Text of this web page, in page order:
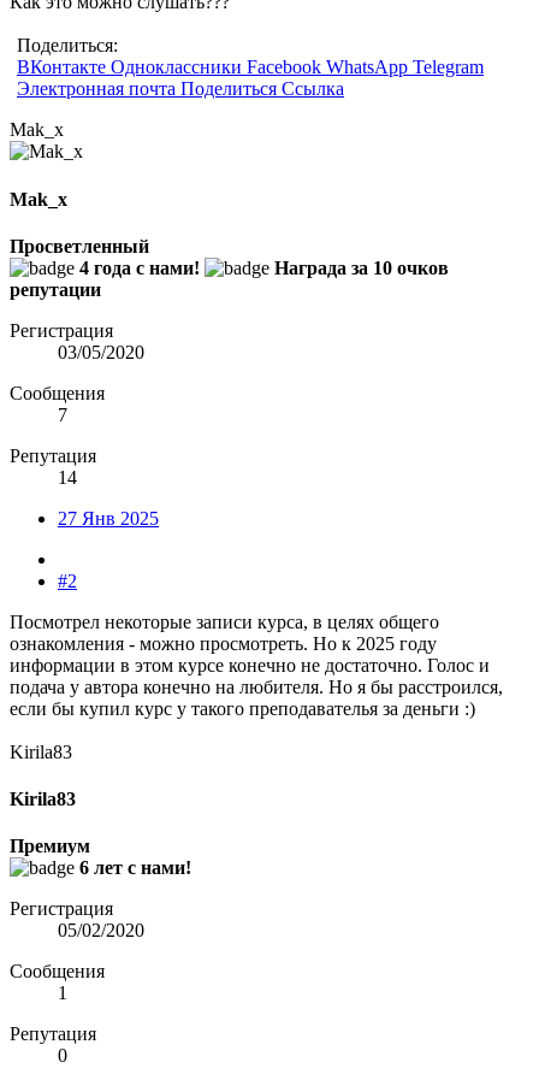
Поделиться:
ВКонтакте Одноклассники Facebook WhatsApp Telegram
Электронная почта Поделиться Ссылка
Mak_x
Mak_x
Просветленный
4 года с нами!
Награда за 10 очков
репутации
Регистрация
03/05/2020
Сообщения
7
Репутация
14
27 Янв 2025
#2
Посмотрел некоторые записи курса, в целях общего
ознакомления - можно просмотреть. Но к 2025 году
информации в этом курсе конечно не достаточно. Голос и
подача у автора конечно на любителя. Но я бы расстроился,
если бы купил курс у такого преподавателья за деньги :)
Kirila83
Kirila83
Премиум
6 лет с нами!
Регистрация
05/02/2020
Сообщения
1
Репутация
0